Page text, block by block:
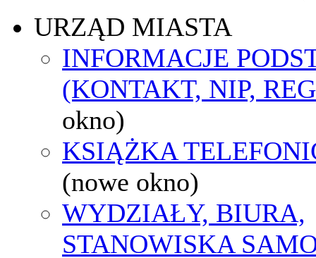
URZĄD MIASTA
INFORMACJE
(KONTAKT, NIP,
okno)
KSIĄŻKA
(nowe okno)
WYDZIAŁY, BIURA,
STANOWISKA